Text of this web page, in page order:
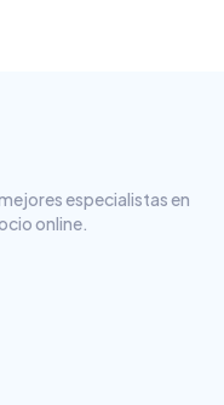
especialistas en
online.